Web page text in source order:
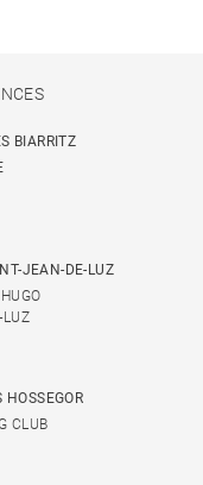
BIARRITZ
JEAN-DE-LUZ
HOSSEGOR
CLUB